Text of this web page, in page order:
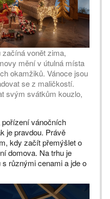
vonět zima,
mění v útulná místa
okamžiků. Vánoce jsou
se z maličkostí.
svým svátkům kouzlo,
vánočních
je pravdou. Právě
kdy začít přemýšlet o
domova. Na trhu je
různými cenami a jde o